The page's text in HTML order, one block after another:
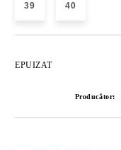
39 40
EPUIZAT
Producător: